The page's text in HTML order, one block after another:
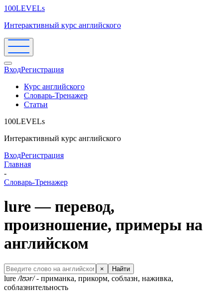
100LEVELs
Интерактивный курс английского
ВходРегистрация
Курс английского
Словарь-Тренажер
Статьи
100LEVELs
Интерактивный курс английского
ВходРегистрация
Главная
-
Словарь-Тренажер
lure — перевод,
произношение, примеры на
английском
× Найти
lure /lʊər/- приманка, прикорм, соблазн, наживка,
соблазнительность